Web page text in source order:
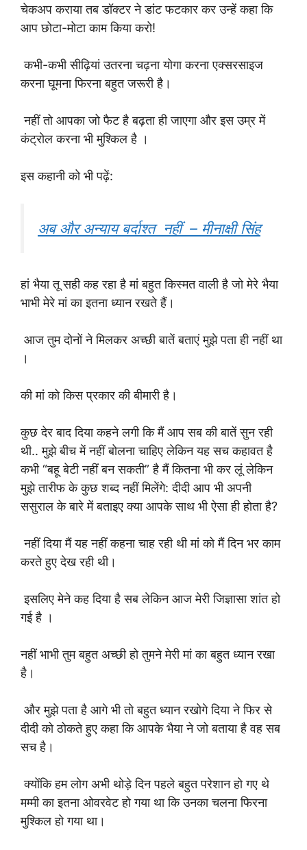
चेकअप कराया तब डॉक्टर ने डांट फटकार कर उन्हें कहा कि
आप छोटा-मोटा काम किया करो!
कभी-कभी सीढ़ियां उतरना चढ़ना योगा करना एक्सरसाइज
करना घूमना फिरना बहुत जरूरी है।
नहीं तो आपका जो फैट है बढ़ता ही जाएगा और इस उम्र में
कंट्रोल करना भी मुश्किल है ।
इस कहानी को भी पढ़ें:
अब और अन्याय बर्दाश्त नहीं – मीनाक्षी सिंह
हां भैया तू सही कह रहा है मां बहुत किस्मत वाली है जो मेरे भैया
भाभी मेरे मां का इतना ध्यान रखते हैं।
आज तुम दोनों ने मिलकर अच्छी बातें बताएं मुझे पता ही नहीं था
।
की मां को किस प्रकार की बीमारी है।
कुछ देर बाद दिया कहने लगी कि मैं आप सब की बातें सुन रही
थी.. मुझे बीच में नहीं बोलना चाहिए लेकिन यह सच कहावत है
कभी “बहू बेटी नहीं बन सकती” है मैं कितना भी कर लूं लेकिन
मुझे तारीफ के कुछ शब्द नहीं मिलेंगे: दीदी आप भी अपनी
ससुराल के बारे में बताइए क्या आपके साथ भी ऐसा ही होता है?
नहीं दिया मैं यह नहीं कहना चाह रही थी मां को मैं दिन भर काम
करते हुए देख रही थी।
इसलिए मेने कह दिया है सब लेकिन आज मेरी जिज्ञासा शांत हो
गई है ।
नहीं भाभी तुम बहुत अच्छी हो तुमने मेरी मां का बहुत ध्यान रखा
है।
और मुझे पता है आगे भी तो बहुत ध्यान रखोगे दिया ने फिर से
दीदी को ठोकते हुए कहा कि आपके भैया ने जो बताया है वह सब
सच है।
क्योंकि हम लोग अभी थोड़े दिन पहले बहुत परेशान हो गए थे
मम्मी का इतना ओवरवेट हो गया था कि उनका चलना फिरना
मुश्किल हो गया था।